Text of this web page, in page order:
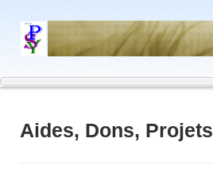
Aides, Dons, Projets